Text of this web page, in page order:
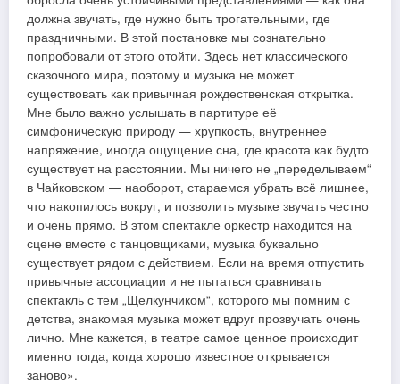
должна звучать, где нужно быть трогательными, где
праздничными. В этой постановке мы сознательно
попробовали от этого отойти. Здесь нет классического
сказочного мира, поэтому и музыка не может
существовать как привычная рождественская открытка.
Мне было важно услышать в партитуре её
симфоническую природу — хрупкость, внутреннее
напряжение, иногда ощущение сна, где красота как будто
существует на расстоянии. Мы ничего не „переделываем“
в Чайковском — наоборот, стараемся убрать всё лишнее,
что накопилось вокруг, и позволить музыке звучать честно
и очень прямо. В этом спектакле оркестр находится на
сцене вместе с танцовщиками, музыка буквально
существует рядом с действием. Если на время отпустить
привычные ассоциации и не пытаться сравнивать
спектакль с тем „Щелкунчиком“, которого мы помним с
детства, знакомая музыка может вдруг прозвучать очень
лично. Мне кажется, в театре самое ценное происходит
именно тогда, когда хорошо известное открывается
заново».